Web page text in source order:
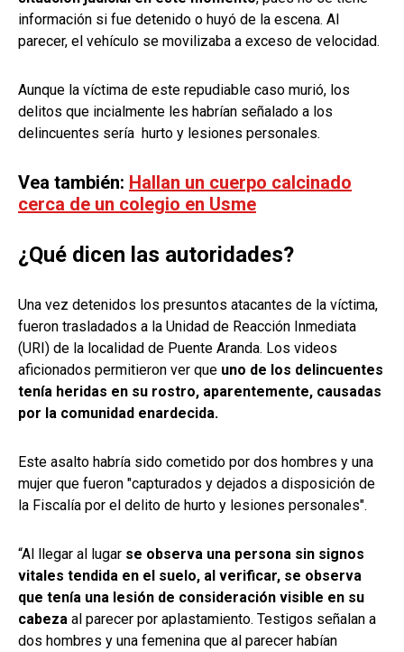
información si fue detenido o huyó de la escena. Al
parecer, el vehículo se movilizaba a exceso de velocidad.
Aunque la víctima de este repudiable caso murió, los
delitos que incialmente les habrían señalado a los
delincuentes sería hurto y lesiones personales.
Vea también: Hallan un cuerpo calcinado
cerca de un colegio en Usme
¿Qué dicen las autoridades?
Una vez detenidos los presuntos atacantes de la víctima,
fueron trasladados a la Unidad de Reacción Inmediata
(URI) de la localidad de Puente Aranda. Los videos
aficionados permitieron ver que uno de los delincuentes
tenía heridas en su rostro, aparentemente, causadas
por la comunidad enardecida.
Este asalto habría sido cometido por dos hombres y una
mujer que fueron "capturados y dejados a disposición de
la Fiscalía por el delito de hurto y lesiones personales".
“Al llegar al lugar se observa una persona sin signos
vitales tendida en el suelo, al verificar, se observa
que tenía una lesión de consideración visible en su
cabeza al parecer por aplastamiento. Testigos señalan a
dos hombres y una femenina que al parecer habían